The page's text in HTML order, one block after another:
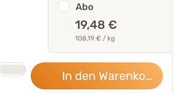
Abo
19,48 €
108,19 € / kg
In den Warenkorb